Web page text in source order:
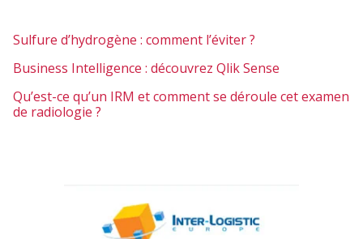
Sulfure d’hydrogène : comment l’éviter ?
Business Intelligence : découvrez Qlik Sense
Qu’est-ce qu’un IRM et comment se déroule cet examen
de radiologie ?